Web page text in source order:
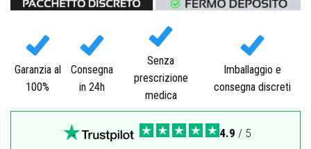
Garanzia al
100%
Consegna
in 24h
Senza
prescrizione
medica
Imballaggio e
consegna discreti
4.9 / 5